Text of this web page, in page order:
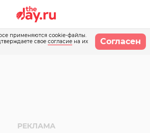
применяются cookie-файлы.
свое согласие на их
Согласен